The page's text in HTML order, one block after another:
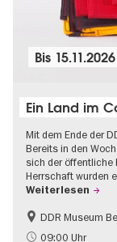
Bis 15.11.2026
Ein Land im
Mit dem Ende der
Bereits in den
sich der öffentliche
Herrschaft wurden
Weiterlesen
DDR-Geschichte
Politik & Gesellschaft
DDR Museum
09:00 Uhr